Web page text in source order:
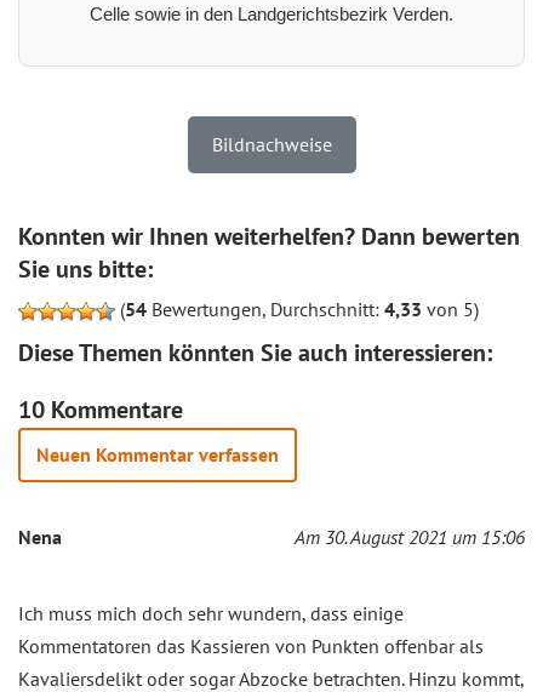
Celle sowie in den Landgerichtsbezirk Verden.
Bildnachweise
Konnten wir Ihnen weiterhelfen? Dann bewerten
Sie uns bitte:
(54 Bewertungen, Durchschnitt: 4,33 von 5)
Diese Themen könnten Sie auch interessieren:
10 Kommentare
Neuen Kommentar verfassen
Nena Am 30. August 2021 um 15:06
Ich muss mich doch sehr wundern, dass einige
Kommentatoren das Kassieren von Punkten offenbar als
Kavaliersdelikt oder sogar Abzocke betrachten. Hinzu kommt,